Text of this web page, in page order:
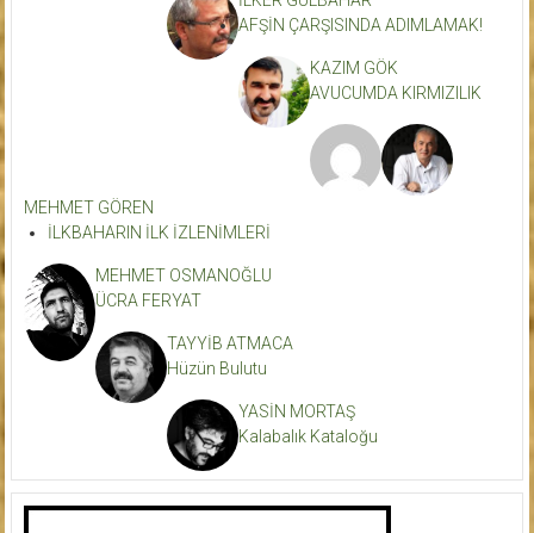
AFŞİN ÇARŞISINDA ADIMLAMAK!
KAZIM GÖK
AVUCUMDA KIRMIZILIK
MEHMET GÖREN
İLKBAHARIN İLK İZLENİMLERİ
MEHMET OSMANOĞLU
ÜCRA FERYAT
TAYYİB ATMACA
Hüzün Bulutu
YASİN MORTAŞ
Kalabalık Kataloğu